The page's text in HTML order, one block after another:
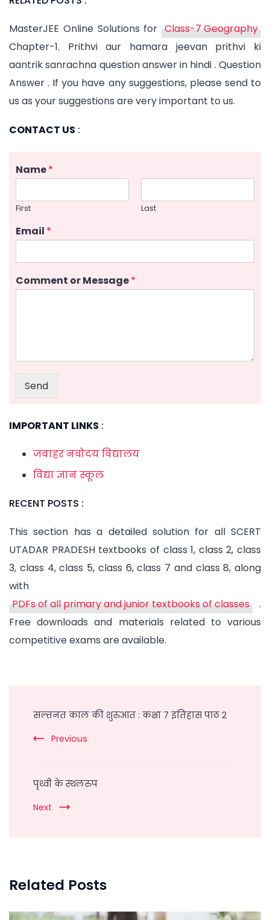
MasterJEE Online Solutions for Class-7 Geography
Chapter-1. Prithvi aur hamara jeevan prithvi ki
aantrik sanrachna question answer in hindi . Question
Answer . If you have any suggestions, please send to
us as your suggestions are very important to us.
CONTACT US :
Name*
First Last
Email *
Comment or Message*
Send
IMPORTANT LINKS :
जवाहर नवोदय विद्यालय
विद्या ज्ञान स्कूल
RECENT POSTS :
This section has a detailed solution for all SCERT
UTADAR PRADESH textbooks of class 1, class 2, class
3, class 4, class 5, class 6, class 7 and class 8, along
with
PDFs of all primary and junior textbooks of classes
.
Free downloads and materials related to various
competitive exams are available.
Navigation
सल्तनत काल की शुरुआत : कक्षा 7 इतिहास पाठ 2
Previous
पृथ्वी के स्थलरुप
Next
Related Posts